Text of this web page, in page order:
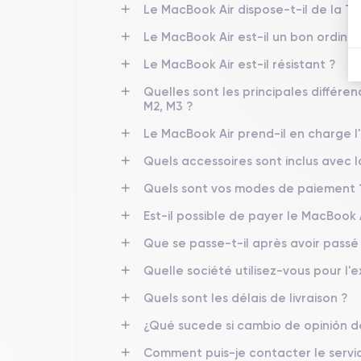
Le MacBook Air dispose-t-il de la
Le MacBook Air est-il un bon
Le MacBook Air est-il résistant ?
Quelles sont les principales
M2, M3 ?
Le MacBook Air prend-il en charge
Quels accessoires sont inclus avec
Quels sont vos modes de paiement
Est-il possible de payer le MacBook
Que se passe-t-il après avoir
Quelle société utilisez-vous pour
Quels sont les délais de livraison ?
¿Qué sucede si cambio de
Comment puis-je contacter le